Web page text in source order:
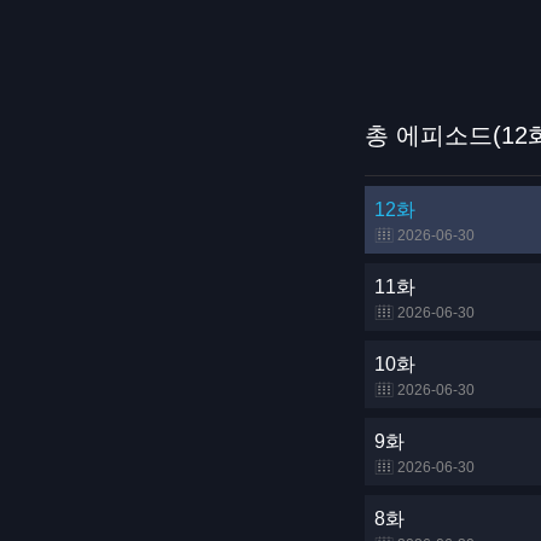
총 에피소드(12
12화
2026-06-30
11화
2026-06-30
10화
2026-06-30
9화
2026-06-30
8화